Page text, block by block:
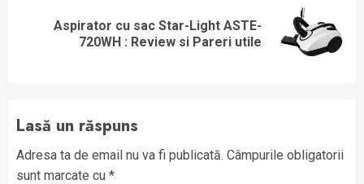
NextAspirator cu sac Star-Light ASTE-
720WH : Review si Pareri utile
Lasă un răspuns
Adresa ta de email nu va fi publicată. Câmpurile obligatorii
sunt marcate cu *